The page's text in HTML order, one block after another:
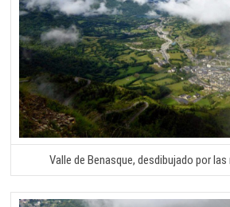
Valle de Benasque, desdibujado por